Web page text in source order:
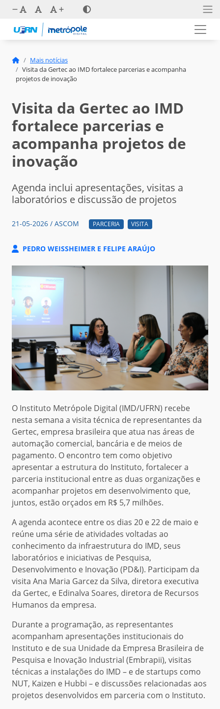
Mais notícias
Visita da Gertec ao IMD fortalece parcerias e acompanha
projetos de inovação
Visita da Gertec ao IMD
fortalece parcerias e
acompanha projetos de
inovação
Agenda inclui apresentações, visitas a
laboratórios e discussão de projetos
21-05-2026 / ASCOM PARCERIA VISITA
PEDRO WEISSHEIMER E FELIPE ARAÚJO
O Instituto Metrópole Digital (IMD/UFRN) recebe
nesta semana a visita técnica de representantes da
Gertec, empresa brasileira que atua nas áreas de
automação comercial, bancária e de meios de
pagamento. O encontro tem como objetivo
apresentar a estrutura do Instituto, fortalecer a
parceria institucional entre as duas organizações e
acompanhar projetos em desenvolvimento que,
juntos, estão orçados em R$ 5,7 milhões.
A agenda acontece entre os dias 20 e 22 de maio e
reúne uma série de atividades voltadas ao
conhecimento da infraestrutura do IMD, seus
laboratórios e iniciativas de Pesquisa,
Desenvolvimento e Inovação (PD&I). Participam da
visita Ana Maria Garcez da Silva, diretora executiva
da Gertec, e Edinalva Soares, diretora de Recursos
Humanos da empresa.
Durante a programação, as representantes
acompanham apresentações institucionais do
Instituto e de sua Unidade da Empresa Brasileira de
Pesquisa e Inovação Industrial (Embrapii), visitas
técnicas a instalações do IMD – e de startups como
NUT, Kaizen e Hubbi – e discussões relacionadas aos
projetos desenvolvidos em parceria com o Instituto.